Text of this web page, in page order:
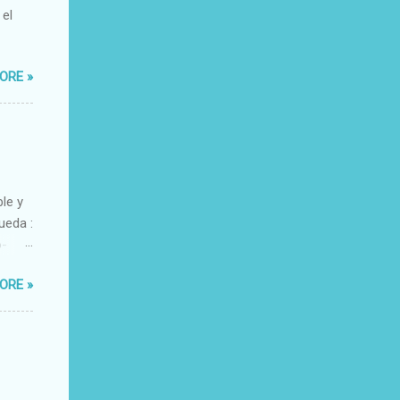
»
y
:
»